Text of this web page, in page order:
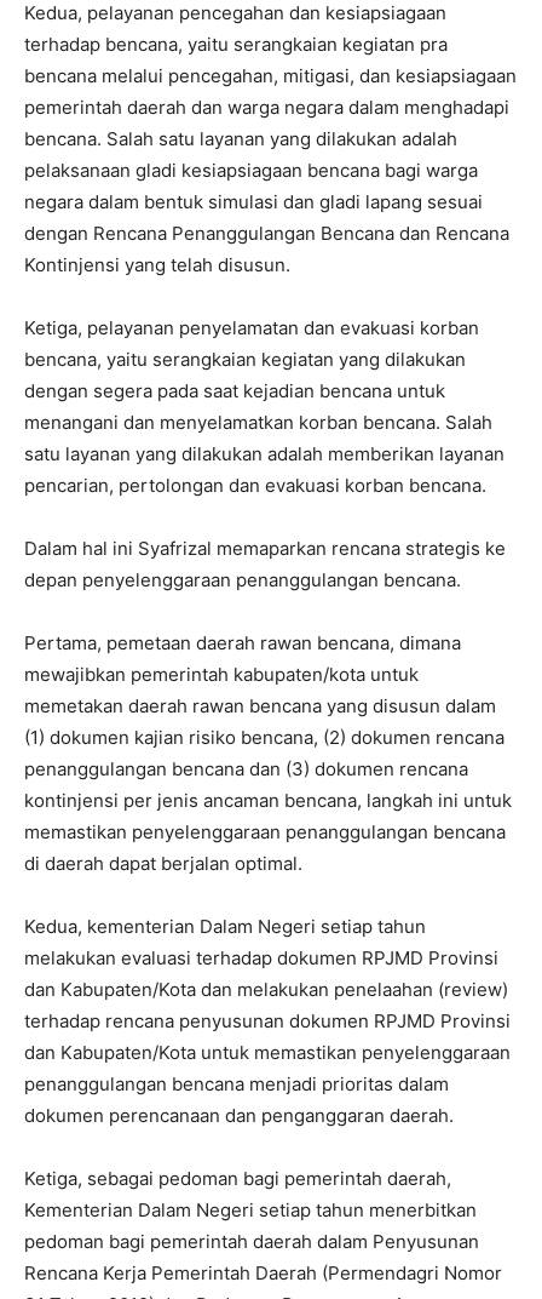
Kedua, pelayanan pencegahan dan kesiapsiagaan
terhadap bencana, yaitu serangkaian kegiatan pra
bencana melalui pencegahan, mitigasi, dan kesiapsiagaan
pemerintah daerah dan warga negara dalam menghadapi
bencana. Salah satu layanan yang dilakukan adalah
pelaksanaan gladi kesiapsiagaan bencana bagi warga
negara dalam bentuk simulasi dan gladi lapang sesuai
dengan Rencana Penanggulangan Bencana dan Rencana
Kontinjensi yang telah disusun.
Ketiga, pelayanan penyelamatan dan evakuasi korban
bencana, yaitu serangkaian kegiatan yang dilakukan
dengan segera pada saat kejadian bencana untuk
menangani dan menyelamatkan korban bencana. Salah
satu layanan yang dilakukan adalah memberikan layanan
pencarian, pertolongan dan evakuasi korban bencana.
Dalam hal ini Syafrizal memaparkan rencana strategis ke
depan penyelenggaraan penanggulangan bencana.
Pertama, pemetaan daerah rawan bencana, dimana
mewajibkan pemerintah kabupaten/kota untuk
memetakan daerah rawan bencana yang disusun dalam
(1) dokumen kajian risiko bencana, (2) dokumen rencana
penanggulangan bencana dan (3) dokumen rencana
kontinjensi per jenis ancaman bencana, langkah ini untuk
memastikan penyelenggaraan penanggulangan bencana
di daerah dapat berjalan optimal.
Kedua, kementerian Dalam Negeri setiap tahun
melakukan evaluasi terhadap dokumen RPJMD Provinsi
dan Kabupaten/Kota dan melakukan penelaahan (review)
terhadap rencana penyusunan dokumen RPJMD Provinsi
dan Kabupaten/Kota untuk memastikan penyelenggaraan
penanggulangan bencana menjadi prioritas dalam
dokumen perencanaan dan penganggaran daerah.
Ketiga, sebagai pedoman bagi pemerintah daerah,
Kementerian Dalam Negeri setiap tahun menerbitkan
pedoman bagi pemerintah daerah dalam Penyusunan
Rencana Kerja Pemerintah Daerah (Permendagri Nomor